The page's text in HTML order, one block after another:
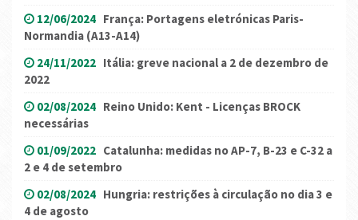
12/06/2024 França: Portagens eletrónicas Paris-
Normandia (A13-A14)
24/11/2022 Itália: greve nacional a 2 de dezembro de
2022
02/08/2024 Reino Unido: Kent - Licenças BROCK
necessárias
01/09/2022 Catalunha: medidas no AP-7, B-23 e C-32 a
2 e 4 de setembro
02/08/2024 Hungria: restrições à circulação no dia 3 e
4 de agosto